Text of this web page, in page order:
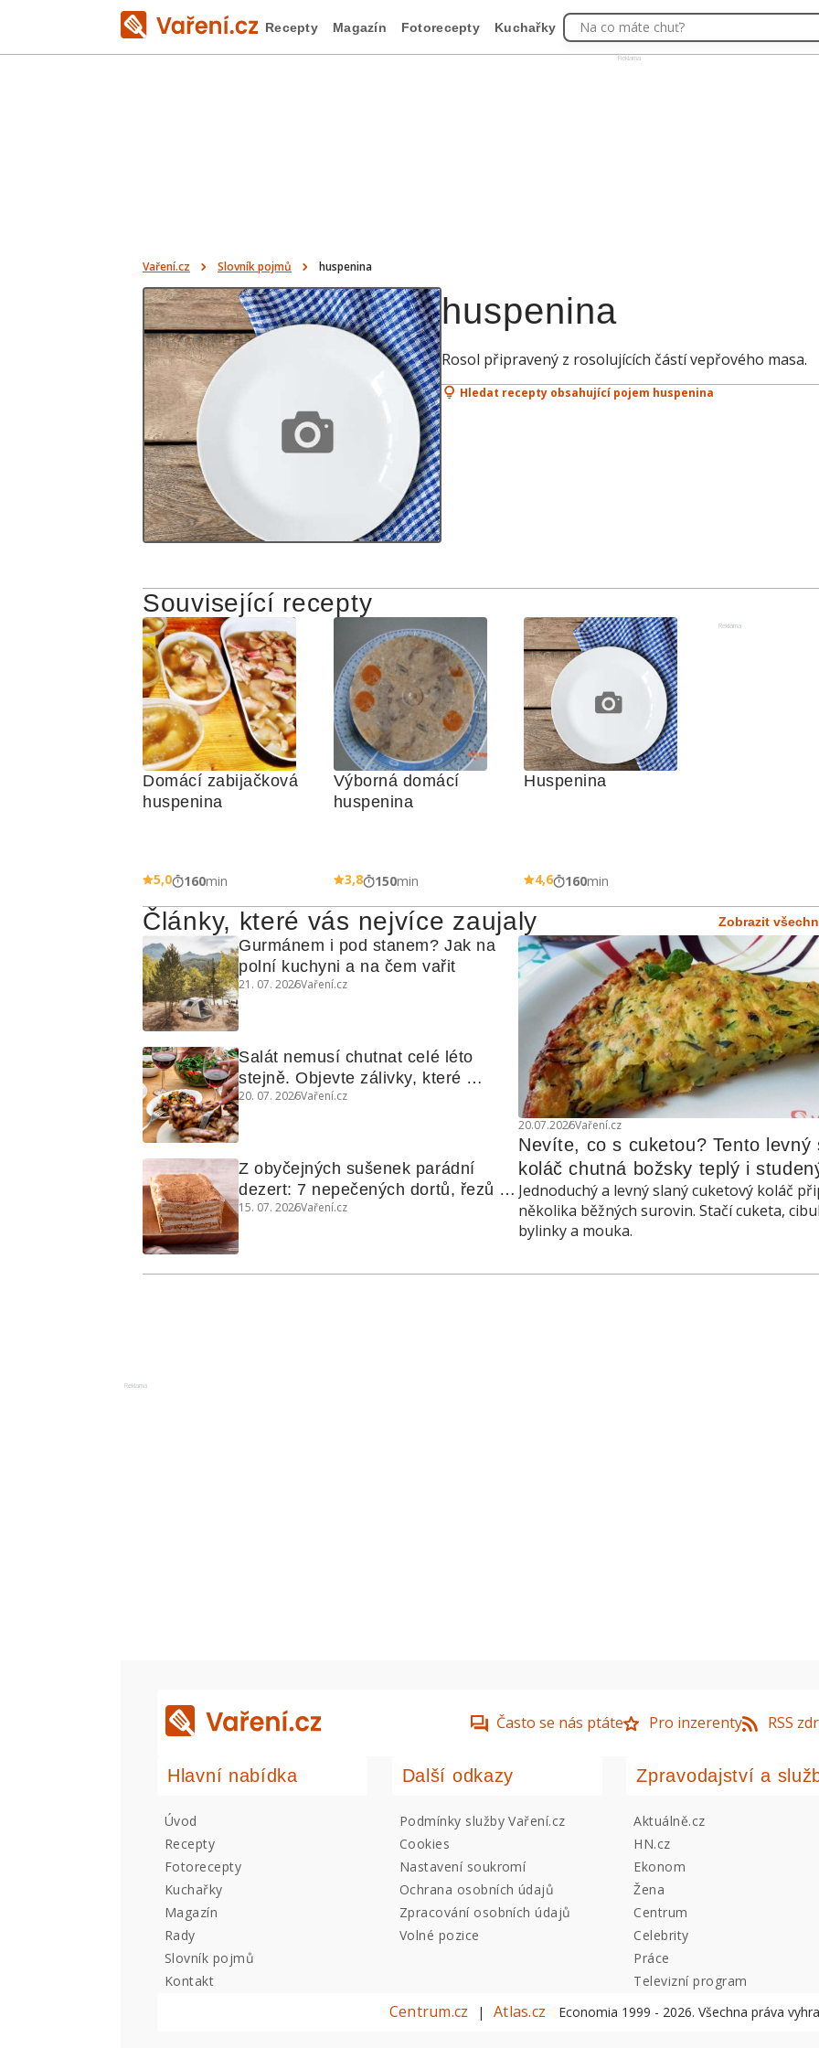
Reklama
Recepty Magazín Fotorecepty Kuchařky Na co máte chuť?
Vaření.cz Slovník pojmů huspenina
huspenina
Rosol připravený z rosolujících částí vepřového masa.
Hledat recepty obsahující pojem huspenina
Související recepty
Domácí zabijačková
huspenina
5,0 160min
Výborná domácí
huspenina
3,8 150min
Huspenina
4,6 160min
Reklama
Články, které vás nejvíce zaujaly Zobrazit
20.07.2026Vaření.cz
Nevíte, co s cuketou? Tento levný
koláč chutná božsky teplý i
Jednoduchý a levný slaný cuketový koláč
několika běžných surovin. Stačí cuketa,
bylinky a mouka.
Gurmánem i pod stanem? Jak na
polní kuchyni a na čem vařit
21. 07. 2026Vaření.cz
Salát nemusí chutnat celé léto
stejně. Objevte zálivky, které
využijete i na maso, nudle nebo
20. 07. 2026Vaření.cz
Z obyčejných sušenek parádní
dezert: 7 nepečených dortů, řezů a
koláčů
15. 07. 2026Vaření.cz
Reklama
Často se nás ptáte Pro inzerenty RSS
Hlavní nabídka
Úvod
Recepty
Fotorecepty
Kuchařky
Magazín
Rady
Slovník pojmů
Kontakt
Další odkazy
Podmínky služby Vaření.cz
Cookies
Nastavení soukromí
Ochrana osobních údajů
Zpracování osobních údajů
Volné pozice
Zpravodajství a
Aktuálně.cz
HN.cz
Ekonom
Žena
Centrum
Celebrity
Práce
Televizní program
Centrum.cz | Atlas.cz Economia 1999 - 2026. Všechna práva